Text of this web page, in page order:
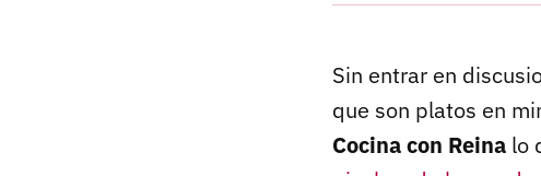
Sin entrar en
que son platos en
Cocina con Reina lo